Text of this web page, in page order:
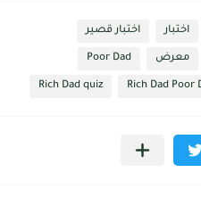
اختبار اختبار قصير
معرض Poor Dad
Rich Dad Poor
Rich Dad quiz